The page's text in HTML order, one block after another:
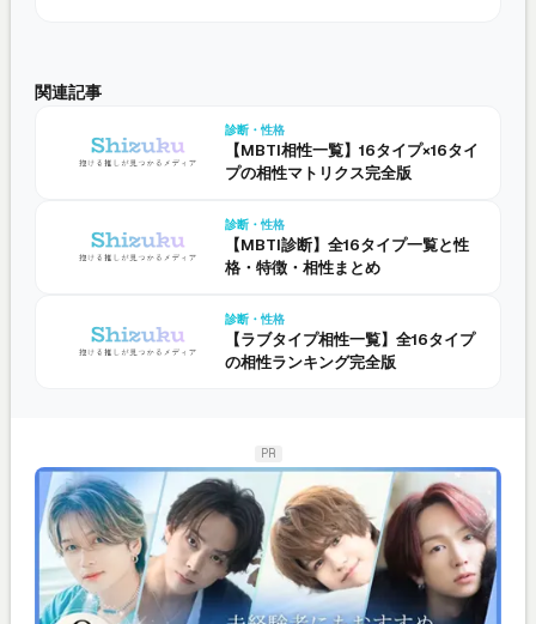
関連記事
診断・性格
【MBTI相性一覧】16タイプ×16タイ
プの相性マトリクス完全版
診断・性格
【MBTI診断】全16タイプ一覧と性
格・特徴・相性まとめ
診断・性格
【ラブタイプ相性一覧】全16タイプ
の相性ランキング完全版
PR